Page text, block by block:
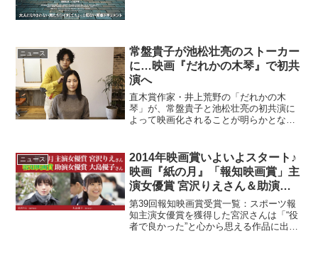
ニュース
常盤貴子が池松壮亮のストーカー
に…映画『だれかの木琴』で初共
演へ
直木賞作家・井上荒野の「だれかの木
琴」が、常盤貴子と池松壮亮の初共演に
よって映画化されることが明らかとなっ
っ越してきた平凡な主婦・小夜子（常盤
貴子）。ある日小夜子は、新...
ニュース
2014年映画賞いよいよスタート♪
映画『紙の月』「報知映画賞」主
演女優賞 宮沢りえさん＆助演女
優賞 大島優子さんＷ受賞！
第39回報知映画賞受賞一覧：スポーツ報
知主演女優賞を獲得した宮沢さんは「“役
者で良かった”と心から思える作品に出会